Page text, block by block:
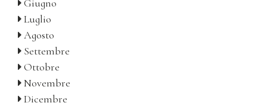
Giugno
Luglio
Agosto
Settembre
Ottobre
Novembre
Dicembre